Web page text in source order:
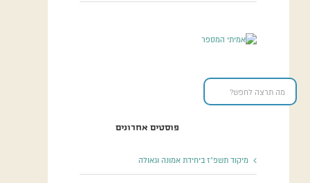
פוסטים אחרונים
מיקוד תשפ”ז ביחידת אמונה וגאולה